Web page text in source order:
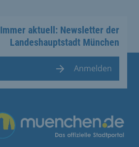
Immer aktuell: Newsletter der
Landeshauptstadt München
Anmelden
Übergreifende Links